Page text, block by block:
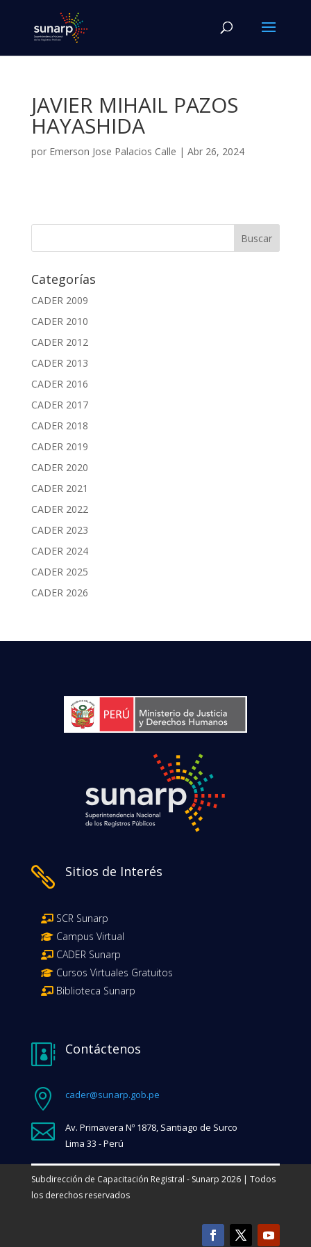
JAVIER MIHAIL PAZOS
HAYASHIDA
por Emerson Jose Palacios Calle | Abr 26, 2024
Categorías
CADER 2009
CADER 2010
CADER 2012
CADER 2013
CADER 2016
CADER 2017
CADER 2018
CADER 2019
CADER 2020
CADER 2021
CADER 2022
CADER 2023
CADER 2024
CADER 2025
CADER 2026
 Sitios de Interés
SCR Sunarp
Campus Virtual
CADER Sunarp
Cursos Virtuales Gratuitos
Biblioteca Sunarp
 Contáctenos
 cader@sunarp.gob.pe

Av. Primavera Nº 1878, Santiago de Surco
Lima 33 - Perú
Subdirección de Capacitación Registral - Sunarp 2026 | Todos
los derechos reservados